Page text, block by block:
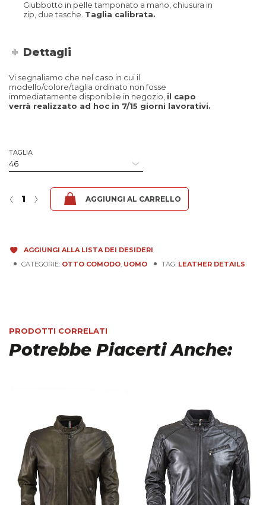
Giubbotto in pelle tamponato a mano, chiusura in
zip, due tasche. Taglia calibrata.
Dettagli
Vi segnaliamo che nel caso in cui il
modello/colore/taglia ordinato non fosse
immediatamente disponibile in negozio, il capo
verrà realizzato ad hoc in 7/15 giorni lavorativi.
TAGLIA
Paolo Comodo - Nappa Nero quantità
›
‹ AGGIUNGI AL CARRELLO
AGGIUNGI ALLA LISTA DEI DESIDERI
CATEGORIE: OTTO COMODO, UOMO TAG: LEATHER DETAILS
PRODOTTI CORRELATI
Potrebbe Piacerti Anche: